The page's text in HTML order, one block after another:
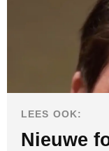
LEES OOK:
Nieuwe